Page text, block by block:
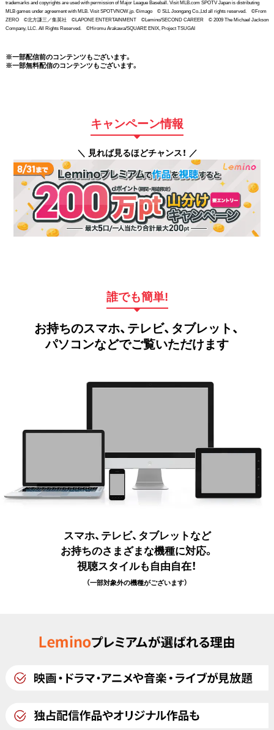
trademarks and copyrights are used with permission of Major League Baseball. Visit MLB.com SPOTV Japan is distributing
MLB games under agreement with MLB. Visit SPOTVNOW.jp. ©imago © SLL Joongang Co.,Ltd all rights reserved. ©From
ZERO ©北方謙三／集英社 ©LAPONE ENTERTAINMENT ©Lemino/SECOND CAREER © 2009 The Michael Jackson
Company, LLC. All Rights Reserved. ©Hiromu Arakawa/SQUARE ENIX, Project TSUGAI
※一部配信前のコンテンツもございます。
※一部無料配信のコンテンツもございます。
キャンペーン情報
＼ 見れば見るほどチャンス！ ／
誰でも簡単!
お持ちのスマホ、テレビ、タブレット、
パソコンなどでご覧いただけます
スマホ、テレビ、タブレットなど
お持ちのさまざまな機種に対応。
視聴スタイルも自由自在！
（一部対象外の機種がございます）